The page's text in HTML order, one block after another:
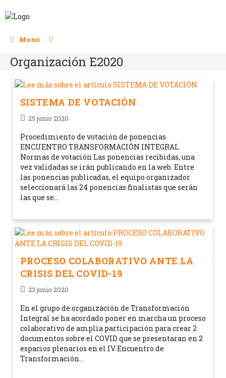
Menú
Organización E2020
SISTEMA DE VOTACIÓN
25 junio 2020
Procedimiento de votación de ponencias
ENCUENTRO TRANSFORMACIÓN INTEGRAL
Normas de votación Las ponencias recibidas, una
vez validadas se irán publicando en la web. Entre
las ponencias publicadas, el equipo organizador
seleccionará las 24 ponencias finalistas que serán
las que se…
PROCESO COLABORATIVO ANTE LA
CRISIS DEL COVID-19
23 junio 2020
En el grupo de organización de Transformación
Integral se ha acordado poner en marcha un proceso
colaborativo de amplia participación para crear 2
documentos sobre el COVID que se presentaran en 2
espacios plenarios en el IV Encuentro de
Transformación…